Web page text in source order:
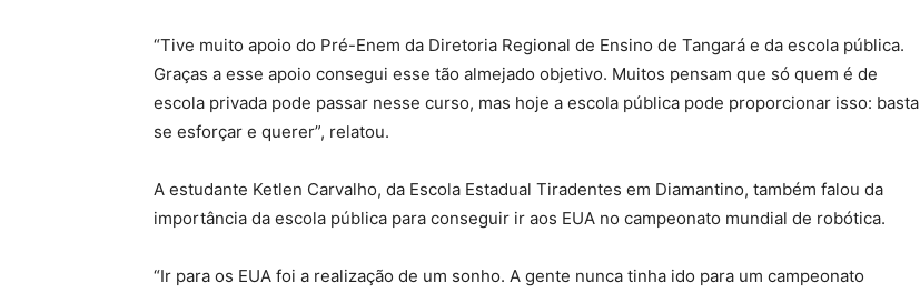
“Tive muito apoio do Pré-Enem da Diretoria Regional de Ensino de Tangará e da escola pública.
Graças a esse apoio consegui esse tão almejado objetivo. Muitos pensam que só quem é de
escola privada pode passar nesse curso, mas hoje a escola pública pode proporcionar isso: basta
se esforçar e querer”, relatou.
A estudante Ketlen Carvalho, da Escola Estadual Tiradentes em Diamantino, também falou da
importância da escola pública para conseguir ir aos EUA no campeonato mundial de robótica.
“Ir para os EUA foi a realização de um sonho. A gente nunca tinha ido para um campeonato